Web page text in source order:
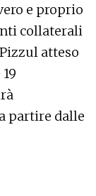
e proprio
collaterali
atteso
partire dalle